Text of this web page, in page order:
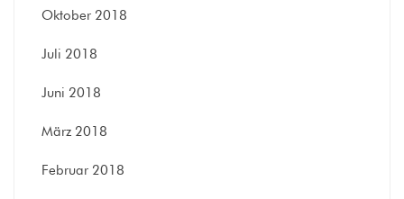
Oktober 2018
Juli 2018
Juni 2018
März 2018
Februar 2018